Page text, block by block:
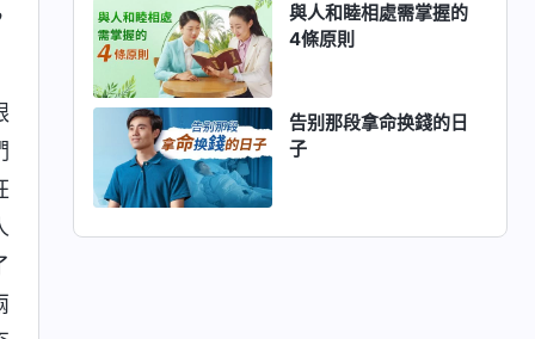
與人和睦相處需掌握的
4條原則
告别那段拿命换錢的日
子